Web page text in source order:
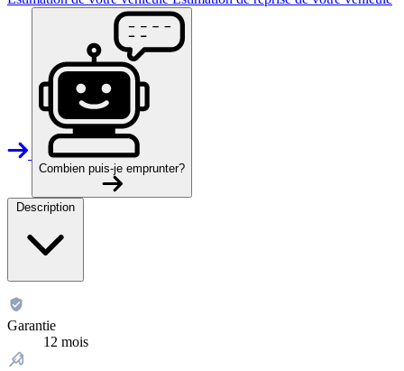
Combien puis-je emprunter?
Description
Garantie
12 mois